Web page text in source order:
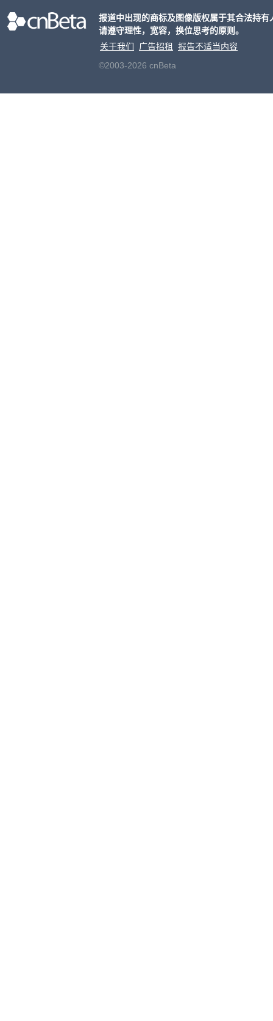
报道中出现的商标及图像版权属于其合法持
请遵守理性，宽容，换位思考的原则。
关于我们
广告招租
报告不适当内容
©2003-2026 cnBeta